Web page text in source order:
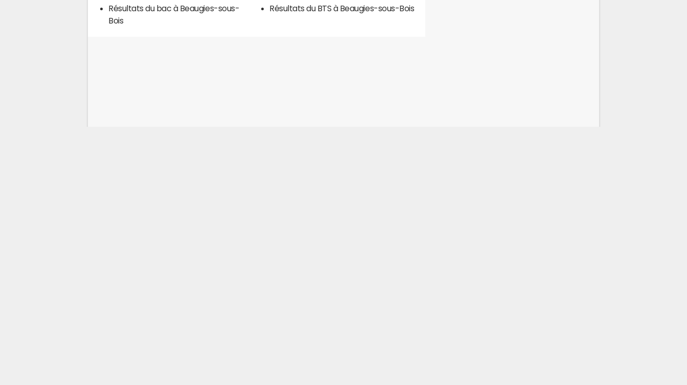
Résultats du bac à Beaugies-sous-
Bois
Résultats du BTS à Beaugies-sous-Bois